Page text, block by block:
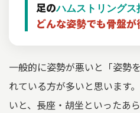
足のハムストリングス
どんな姿勢でも骨盤が
一般的に姿勢が悪いと「姿勢
れている方が多いと思います
いと、長座・胡坐といったあ